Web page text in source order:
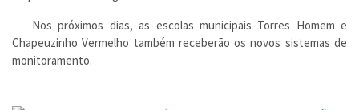
Nos próximos dias, as escolas municipais Torres Homem e
Chapeuzinho Vermelho também receberão os novos sistemas de
monitoramento.